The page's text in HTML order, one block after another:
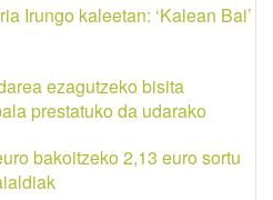
Irungo kaleetan: ‘Kalean Bai’
ezagutzeko bisita
prestatuko da udarako
bakoitzeko 2,13 euro sortu